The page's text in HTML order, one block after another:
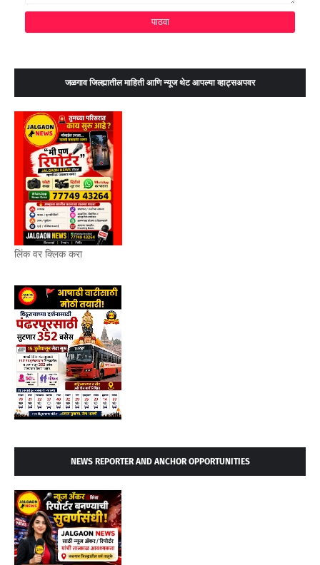
जळगाव जिल्ह्यातील माहिती आणि न्यूज थेट आपल्या व्हाट्सअपवर
लिंक वर क्लिक करा
NEWS REPORTER AND ANCHOR OPPORTUNITIES